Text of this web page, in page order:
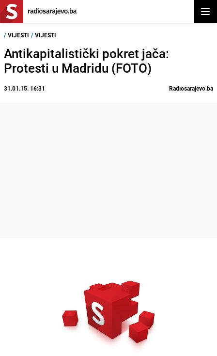
/ VIJESTI / VIJESTI
Antikapitalistički pokret jača:
Protesti u Madridu (FOTO)
31.01.15. 16:31 Radiosarajevo.ba